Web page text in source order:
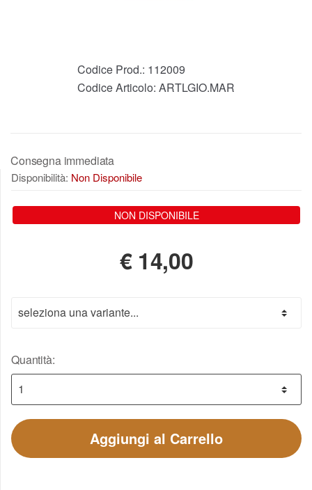
Codice Prod.: 112009
Codice Articolo: ARTLGIO.MAR
Consegna immediata
Disponibilità: Non Disponibile
NON DISPONIBILE
€ 14,00
Quantità:
Aggiungi al Carrello